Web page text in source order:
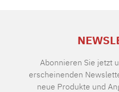
Abonnieren Sie jetzt
erscheinenden
neue Produkte und